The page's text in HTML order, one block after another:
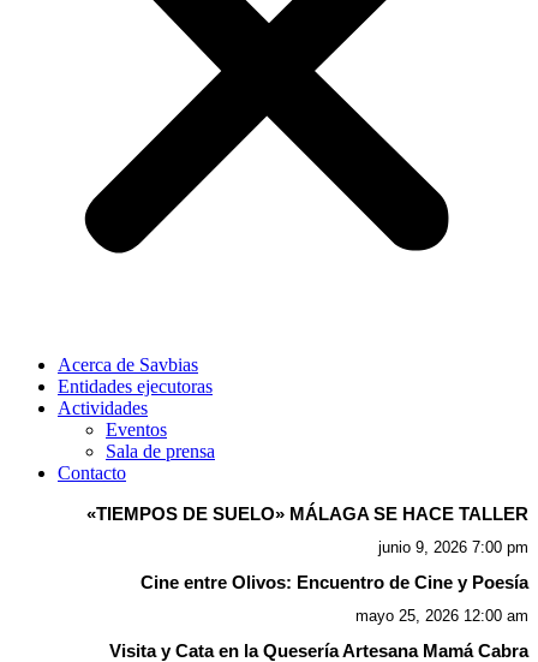
Acerca de Savbias
Entidades ejecutoras
Actividades
Eventos
Sala de prensa
Contacto
«TIEMPOS DE SUELO» MÁLAGA SE HACE TALLER
junio 9, 2026 7:00 pm
Cine entre Olivos: Encuentro de Cine y Poesía
mayo 25, 2026 12:00 am
Visita y Cata en la Quesería Artesana Mamá Cabra